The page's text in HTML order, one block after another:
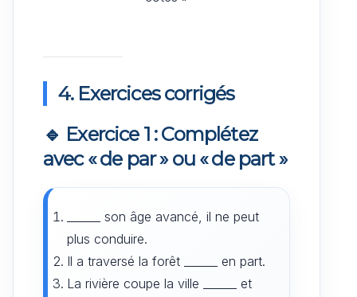
4. Exercices corrigés
🔹 Exercice 1 : Complétez
avec « de par » ou « de part »
______ son âge avancé, il ne peut
plus conduire.
Il a traversé la forêt ______ en part.
La rivière coupe la ville ______ et